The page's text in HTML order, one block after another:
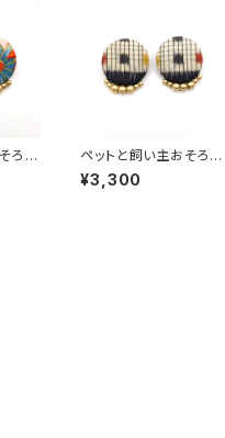
ろい
ペットと飼い主おそろい
【ピアス】 ペアルック 大
正ロマン レトロ アンテ
¥3,300